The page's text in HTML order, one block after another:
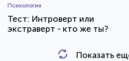
Психология
Тест: Интроверт или
экстраверт - кто же ты?
HTML -
Показать